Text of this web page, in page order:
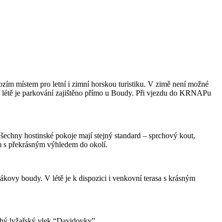
místem pro letní i zimní horskou turistiku. V zimě není možné
je parkování zajištěno přímo u Boudy. Při vjezdu do KRNAPu
hostinské pokoje mají stejný standard – sprchový kout,
překrásným výhledem do okolí.
boudy. V létě je k dispozici i venkovní terasa s krásným